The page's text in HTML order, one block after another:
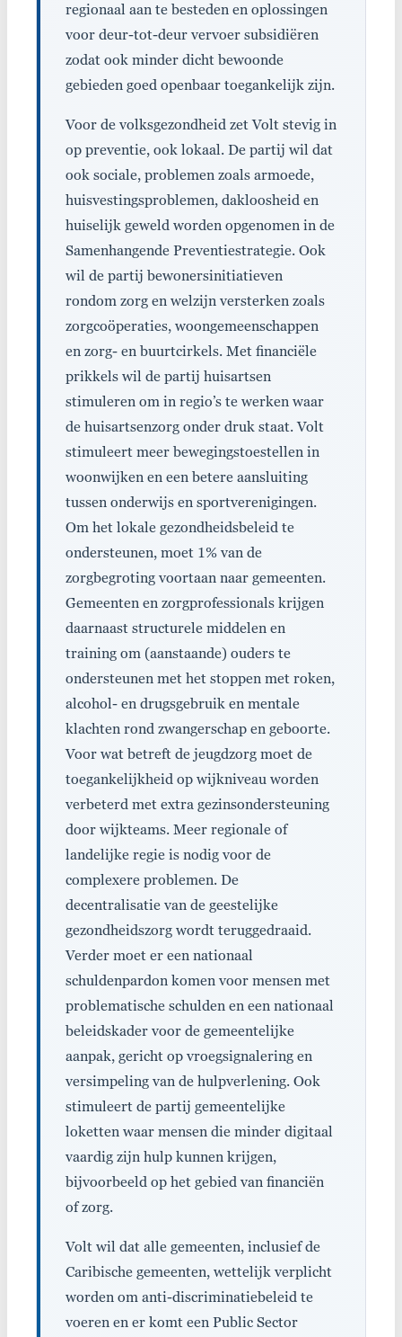
regionaal aan te besteden en oplossingen
voor deur-tot-deur vervoer subsidiëren
zodat ook minder dicht bewoonde
gebieden goed openbaar toegankelijk zijn.
Voor de volksgezondheid zet Volt stevig in
op preventie, ook lokaal. De partij wil dat
ook sociale, problemen zoals armoede,
huisvestingsproblemen, dakloosheid en
huiselijk geweld worden opgenomen in de
Samenhangende Preventiestrategie. Ook
wil de partij bewonersinitiatieven
rondom zorg en welzijn versterken zoals
zorgcoöperaties, woongemeenschappen
en zorg- en buurtcirkels. Met financiële
prikkels wil de partij huisartsen
stimuleren om in regio’s te werken waar
de huisartsenzorg onder druk staat. Volt
stimuleert meer bewegingstoestellen in
woonwijken en een betere aansluiting
tussen onderwijs en sportverenigingen.
Om het lokale gezondheidsbeleid te
ondersteunen, moet 1% van de
zorgbegroting voortaan naar gemeenten.
Gemeenten en zorgprofessionals krijgen
daarnaast structurele middelen en
training om (aanstaande) ouders te
ondersteunen met het stoppen met roken,
alcohol- en drugsgebruik en mentale
klachten rond zwangerschap en geboorte.
Voor wat betreft de jeugdzorg moet de
toegankelijkheid op wijkniveau worden
verbeterd met extra gezinsondersteuning
door wijkteams. Meer regionale of
landelijke regie is nodig voor de
complexere problemen. De
decentralisatie van de geestelijke
gezondheidszorg wordt teruggedraaid.
Verder moet er een nationaal
schuldenpardon komen voor mensen met
problematische schulden en een nationaal
beleidskader voor de gemeentelijke
aanpak, gericht op vroegsignalering en
versimpeling van de hulpverlening. Ook
stimuleert de partij gemeentelijke
loketten waar mensen die minder digitaal
vaardig zijn hulp kunnen krijgen,
bijvoorbeeld op het gebied van financiën
of zorg.
Volt wil dat alle gemeenten, inclusief de
Caribische gemeenten, wettelijk verplicht
worden om anti-discriminatiebeleid te
voeren en er komt een Public Sector